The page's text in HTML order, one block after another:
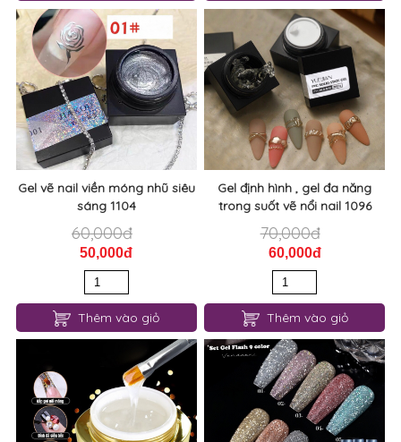
Gel vẽ nail viền móng nhũ siêu
sáng 1104
60,000đ
50,000đ
Thêm vào giỏ
Gel định hình , gel đa năng
trong suốt vẽ nổi nail 1096
70,000đ
60,000đ
Thêm vào giỏ